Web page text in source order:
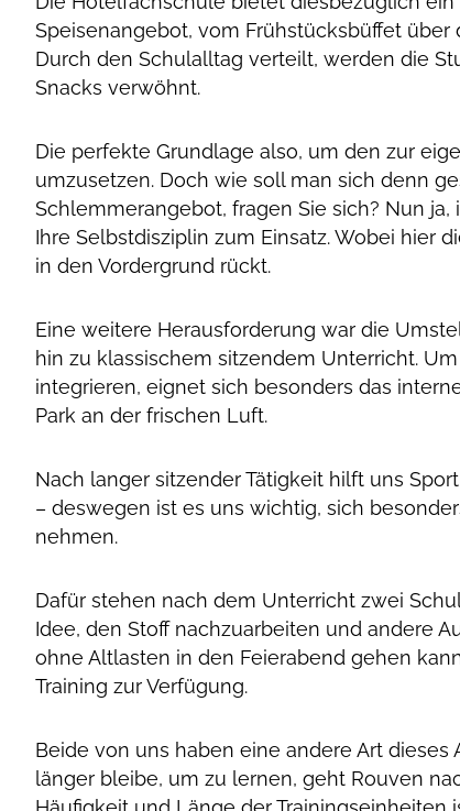
Speisenangebot, vom Frühstücksbüffet
Durch den Schulalltag verteilt, werden die
Snacks verwöhnt.
Die perfekte Grundlage also, um den zur
umzusetzen. Doch wie soll man sich denn
Schlemmerangebot, fragen Sie sich? Nun
Ihre Selbstdisziplin zum Einsatz. Wobei hier
in den Vordergrund rückt.
Eine weitere Herausforderung war die
hin zu klassischem sitzendem Unterricht.
integrieren, eignet sich besonders das
Park an der frischen Luft.
Nach langer sitzender Tätigkeit hilft uns
– deswegen ist es uns wichtig, sich
nehmen.
Dafür stehen nach dem Unterricht zwei
Idee, den Stoff nachzuarbeiten und andere
ohne Altlasten in den Feierabend gehen
Training zur Verfügung.
Beide von uns haben eine andere Art
länger bleibe, um zu lernen, geht Rouven